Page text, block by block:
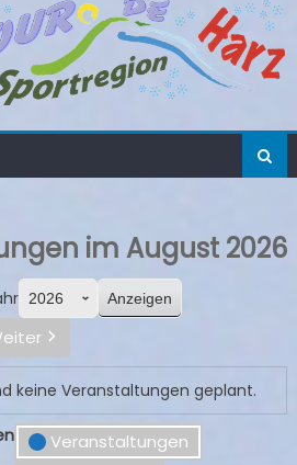
im August 2026
keine Veranstaltungen geplant.
Veranstaltungen